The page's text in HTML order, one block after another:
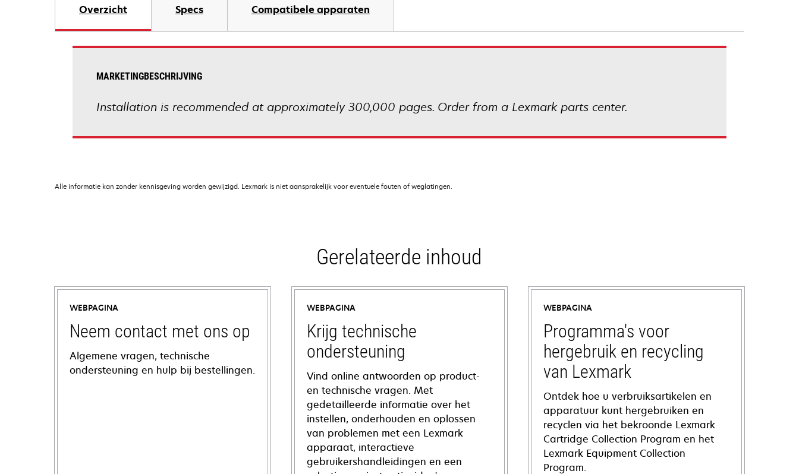
Overzicht Specs Compatibele apparaten
MARKETINGBESCHRIJVING
Installation is recommended at approximately 300,000 pages. Order from a Lexmark parts center.
Alle informatie kan zonder kennisgeving worden gewijzigd. Lexmark is niet aansprakelijk voor eventuele fouten of weglatingen.
Gerelateerde inhoud
WEBPAGINA
Neem contact met ons op
Algemene vragen, technische
ondersteuning en hulp bij bestellingen.
WEBPAGINA
Krijg technische
ondersteuning
Vind online antwoorden op product-
en technische vragen. Met
gedetailleerde informatie over het
instellen, onderhouden en oplossen
van problemen met een Lexmark
apparaat, interactieve
gebruikershandleidingen en een
WEBPAGINA
Programma's voor
hergebruik en recycling
van Lexmark
Ontdek hoe u verbruiksartikelen en
apparatuur kunt hergebruiken en
recyclen via het bekroonde Lexmark
Cartridge Collection Program en het
Lexmark Equipment Collection
Program.